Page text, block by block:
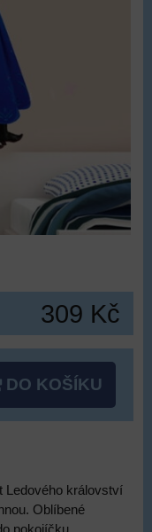
309 Kč
DO KOŠÍKU
Ledového království
Oblíbené